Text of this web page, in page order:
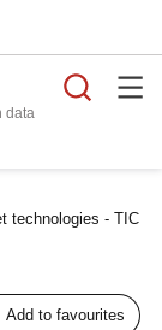
data
technologies - TIC
Add to favourites